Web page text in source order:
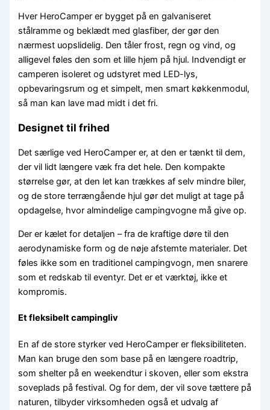
Hver HeroCamper er bygget på en galvaniseret
stålramme og beklædt med glasfiber, der gør den
nærmest uopslidelig. Den tåler frost, regn og vind, og
alligevel føles den som et lille hjem på hjul. Indvendigt er
camperen isoleret og udstyret med LED-lys,
opbevaringsrum og et simpelt, men smart køkkenmodul,
så man kan lave mad midt i det fri.
Designet til frihed
Det særlige ved HeroCamper er, at den er tænkt til dem,
der vil lidt længere væk fra det hele. Den kompakte
størrelse gør, at den let kan trækkes af selv mindre biler,
og de store terrængående hjul gør det muligt at tage på
opdagelse, hvor almindelige campingvogne må give op.
Der er kælet for detaljen – fra de kraftige døre til den
aerodynamiske form og de nøje afstemte materialer. Det
føles ikke som en traditionel campingvogn, men snarere
som et redskab til eventyr. Det er et værktøj, ikke et
kompromis.
Et fleksibelt campingliv
En af de store styrker ved HeroCamper er fleksibiliteten.
Man kan bruge den som base på en længere roadtrip,
som shelter på en weekendtur i skoven, eller som ekstra
soveplads på festival. Og for dem, der vil sove tættere på
naturen, tilbyder virksomheden også et udvalg af